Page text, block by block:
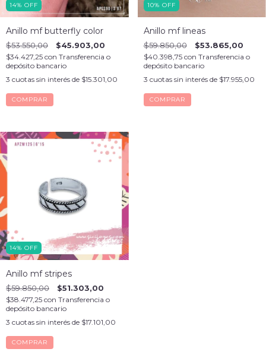
14% OFF
Anillo mf butterfly color
$53.550,00 $45.903,00
$34.427,25 con Transferencia o
depósito bancario
3 cuotas sin interés de $15.301,00
COMPRAR
10% OFF
Anillo mf lineas
$59.850,00 $53.865,00
$40.398,75 con Transferencia o
depósito bancario
3 cuotas sin interés de $17.955,00
14% OFF
Anillo mf stripes
$59.850,00 $51.303,00
$38.477,25 con Transferencia o
depósito bancario
3 cuotas sin interés de $17.101,00